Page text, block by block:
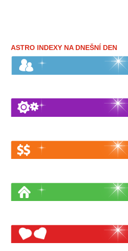
ASTRO INDEXY NA DNEŠNÍ DEN